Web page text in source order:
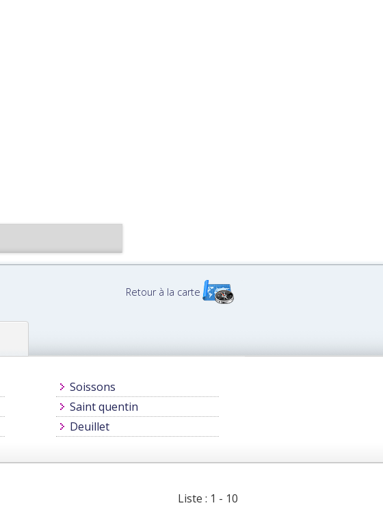
Retour à la carte
Soissons
Saint quentin
Deuillet
Liste : 1 - 10